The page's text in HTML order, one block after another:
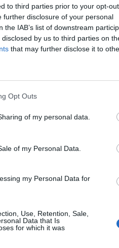
to third parties prior to your opt-
further disclosure of your personal
the IAB’s list of downstream
by us to third parties on
that may further disclose it to
Opt Outs
of my personal data.
of my Personal Data.
my Personal Data for
Use, Retention, Sale,
Data that Is
for which it was
Usłyszał zarzut, grozi
nawierzchni na ulicy
skończyło się surowymi
Rolnik, który zaorał
jego tymczasowe aresztowanie.